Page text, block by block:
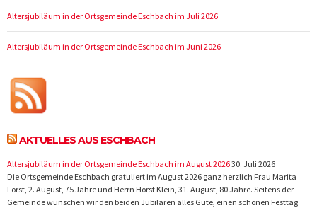
Altersjubiläum in der Ortsgemeinde Eschbach im Juli 2026
Altersjubiläum in der Ortsgemeinde Eschbach im Juni 2026
AKTUELLES AUS ESCHBACH
Altersjubiläum in der Ortsgemeinde Eschbach im August 202630. Juli 2026
Die Ortsgemeinde Eschbach gratuliert im August 2026 ganz herzlich Frau Marita
Forst, 2. August, 75 Jahre und Herrn Horst Klein, 31. August, 80 Jahre. Seitens der
Gemeinde wünschen wir den beiden Jubilaren alles Gute, einen schönen Festtag